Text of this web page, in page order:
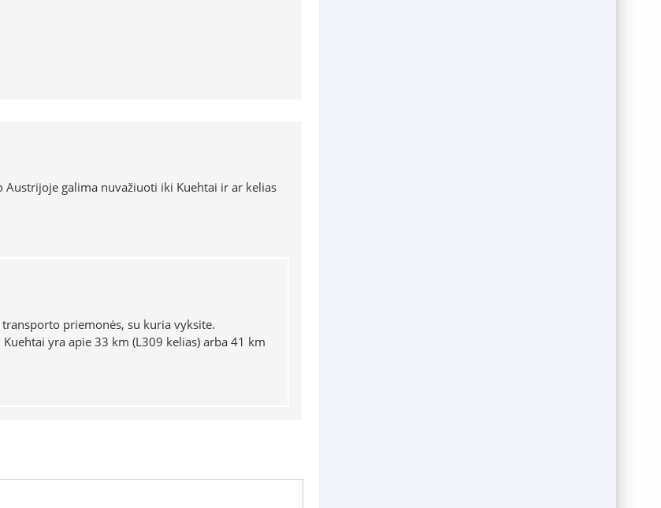
galima nuvažiuoti iki Kuehtai ir ar kelias
priemonės, su kuria vyksite.
yra apie 33 km (L309 kelias) arba 41 km